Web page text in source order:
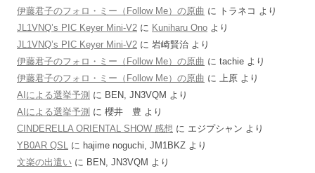
伊藤君子のフォロ・ミー（Follow Me）の原曲 に トラネコ より
JL1VNQ’s PIC Keyer Mini-V2 に Kuniharu Ono より
JL1VNQ’s PIC Keyer Mini-V2 に 岩崎賢治 より
伊藤君子のフォロ・ミー（Follow Me）の原曲 に tachie より
伊藤君子のフォロ・ミー（Follow Me）の原曲 に 上原 より
AIによる選挙予測 に BEN, JN3VQM より
AIによる選挙予測 に 櫻井 豊 より
CINDERELLA ORIENTAL SHOW 感想 に エジプシャン より
YB0AR QSL に hajime noguchi, JM1BKZ より
文楽の出遣い に BEN, JN3VQM より